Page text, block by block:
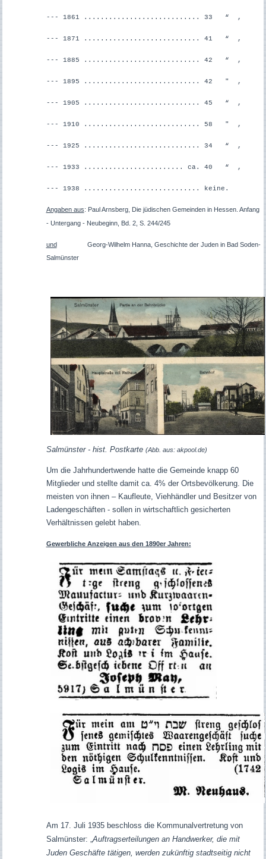
--- 1861 ............................ 33 “ ,
--- 1871 ............................ 41 “ ,
--- 1885 ............................ 42 “ ,
--- 1895 ............................ 42 " ,
--- 1905 ............................ 45 “ ,
--- 1910 ............................ 58 " ,
--- 1925 ............................ 34 “ ,
--- 1933 ........................ ca. 40 “ ,
--- 1938 ............................ keine.
Angaben aus: Paul Arnsberg, Die jüdischen Gemeinden in Hessen. Anfang
- Untergang - Neubeginn, Bd. 2, S. 244/245
und Georg-WilhelmHanna, Geschichte der Juden in Bad Soden-
Salmünster
Salmünster - hist. Postkarte (Abb. aus: akpool.de)
Um die Jahrhundertwende hatte die Gemeinde knapp 60
Mitglieder und stellte damit ca. 4% der Ortsbevölkerung. Die
meisten von ihnen – Kaufleute, Viehhändler und Besitzer von
Ladengeschäften - sollen in wirtschaftlich gesicherten
Verhältnissen gelebt haben.
Gewerbliche Anzeigen aus den 1890er Jahren:
Am 17. Juli 1935 beschloss die Kommunalvertretung von
Salmünster: „ Auftragserteilungen an Handwerker, die mit
Juden Geschäfte tätigen, werden zukünftig stadtseitig nicht